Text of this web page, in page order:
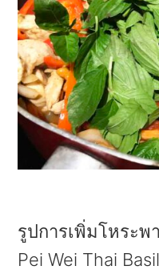
a
r
y
n
a
a
t
c
o
n
t
e
a
r
y
s
i
a
r
รูปการเพิ่มโหระพ
Pei Wei Thai